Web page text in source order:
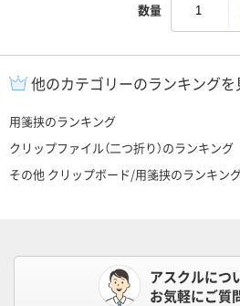
数量
他のカテゴリーのランキングを
用箋挟のランキング
クリップファイル（二つ折り）のランキング
その他 クリップボード/用箋挟のランキン
アスクルにつ
お気軽にご質